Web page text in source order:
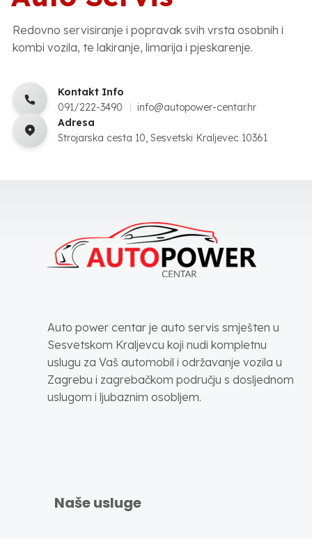
Redovno servisiranje i popravak svih vrsta osobnih i
kombi vozila, te lakiranje, limarija i pjeskarenje.
Kontakt Info
091/222-3490
info@autopower-centar.hr
Adresa
Strojarska cesta 10, Sesvetski Kraljevec 10361
Auto power centar je auto servis smješten u
Sesvetskom Kraljevcu koji nudi kompletnu
uslugu za Vaš automobil i održavanje vozila u
Zagrebu i zagrebačkom području s dosljednom
uslugom i ljubaznim osobljem.
Naše usluge